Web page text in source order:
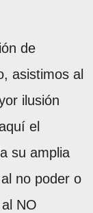
de
asistimos al
ilusión
el
su amplia
no poder o
NO